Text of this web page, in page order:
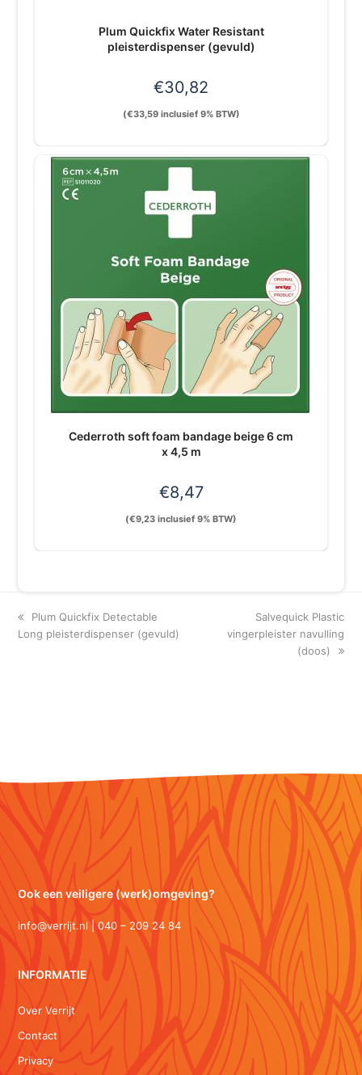
Plum Quickfix Water Resistant
pleisterdispenser (gevuld)
€30,82
(€33,59inclusief 9% BTW)
Cederroth soft foam bandage beige 6 cm
x 4,5 m
€8,47
(€9,23 inclusief 9% BTW)
previous
post:
Plum Quickfix Detectable
Long pleisterdispenser (gevuld)
next
post:
Salvequick Plastic
vingerpleister navulling
(doos)
Ook een veiligere (werk)omgeving?
info@verrijt.nl | 040 – 209 24 84
INFORMATIE
Over Verrijt
Contact
Privacy